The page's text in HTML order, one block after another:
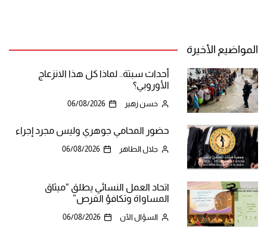
المواضيع الأخيرة
أحداث سبتة.. لماذا كل هذا الانزعاج
الأوروبي؟
حسن زهير 06/08/2026
حضور المحامي جوهري وليس مجرد إجراء
جلال الطاهر 06/08/2026
اتحاد العمل النسائي يطلق “ميثاق
المساواة وتكافؤ الفرص”
السؤال الآن 06/08/2026